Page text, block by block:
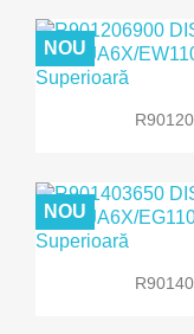
NOU
NOU